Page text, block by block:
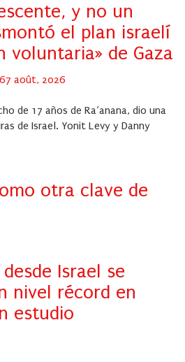
y no un
el plan israelí
voluntaria» de Gaza
7 août, 2026
de 17 años de Ra’anana, dio una
de Israel. Yonit Levy y Danny
otra clave de
Israel se
nivel récord en
estudio